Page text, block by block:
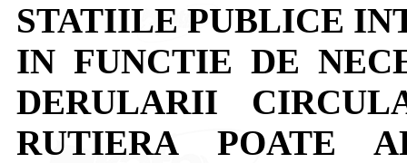
STATIILE PUBLICE
IN FUNCTIE DE
DERULARII
RUTIERA POATE